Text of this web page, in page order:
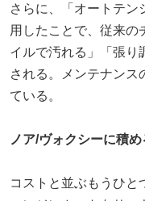
さらに、「オートテン
用したことで、従来の
イルで汚れる」「張り
される。メンテナンス
ている。
ノア/ヴォクシーに積
コストと並ぶもうひと